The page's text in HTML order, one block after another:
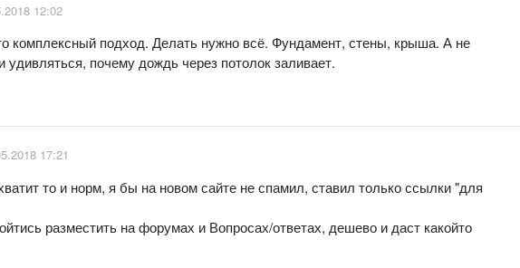
12:02
комплексный подход. Делать нужно всё. Фундамент, стены, крыша. А не
удивляться, почему дождь через потолок заливает.
17:21
то и норм, я бы на новом сайте не спамил, ставил только ссылки "для
разместить на форумах и Вопросах/ответах, дешево и даст какойто